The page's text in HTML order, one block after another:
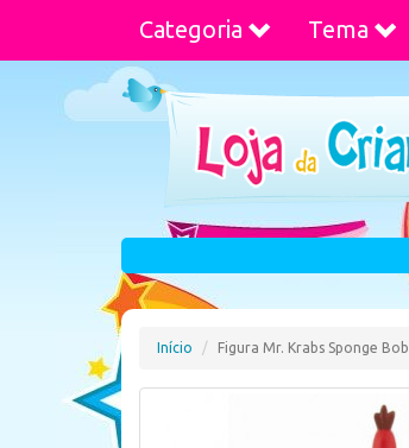
Categoria Tema
Início Figura Mr. Krabs Sponge Bob